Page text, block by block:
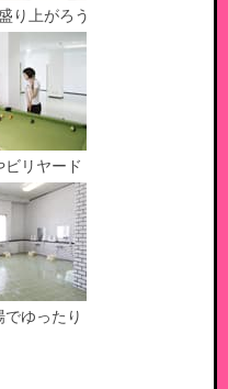
り上がろう
ビリヤード
ゆったり